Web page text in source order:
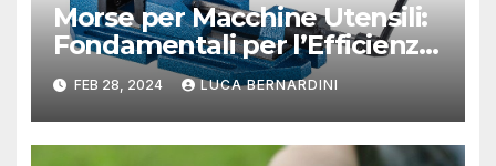
Morse per Macchine Utensili:
Fondamentali per l’Efficienza
e la Precisione
FEB 28, 2024 LUCA BERNARDINI